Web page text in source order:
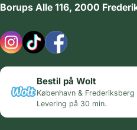
Borups Alle 116, 2000
Bestil på Wolt
København & Frederiksberg
Levering på 30 min.